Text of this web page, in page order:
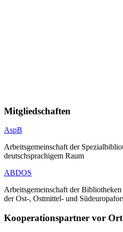
Mitgliedschaften
AspB
Arbeitsgemeinschaft der
deutschsprachigem Raum
ABDOS
Arbeitsgemeinschaft der
der Ost-, Ostmittel- und
Kooperationspartner vor Ort